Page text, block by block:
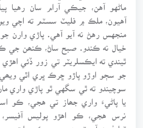
ماڻهو آهن، جيڪي آرام سان رهيا
آهيون، ملڪ ۾ فليٽ سسٽم ته اچي
منجهس رهڻ نه آيو آهي. پاڙي وارن
خيال نه ڪندو. صبح ساڻ، ڪنھن جي
ٿيندي ته ايڪسلريٽر تي زور ڏئي اهڙي
جو سڄو اوڙو پاڙو ڇرڪ ڀري اٿي ويھي.
سوچيندو ته ٿي سگهي ٿو پاڙي واري
يا پاڻيءَ واري جھاز تي هجي، ڪو
نرس هجي، ڪو اهڙو پوليس آفيسر،
ٽيليفون آپريٽر هجي، جيڪو رات